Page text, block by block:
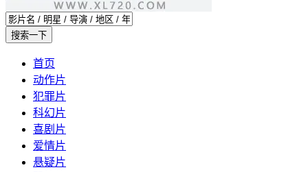
首页
动作片
犯罪片
科幻片
喜剧片
爱情片
悬疑片